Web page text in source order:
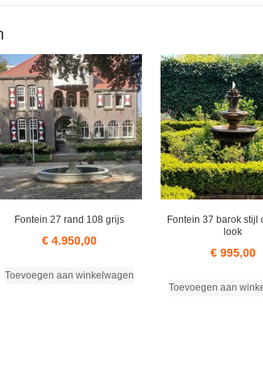
Fontein 27 rand 108 grijs
€4.950,00
Toevoegen aan winkelwagen
Fontein 37 barok stijl
look
€995,00
Toevoegen aan